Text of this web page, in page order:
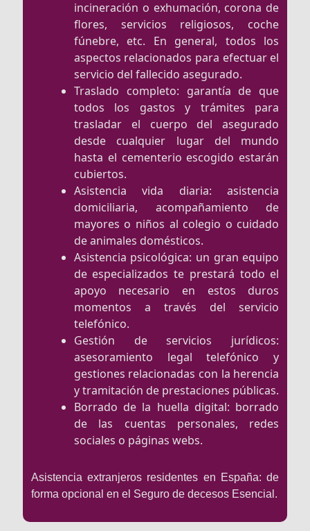
incineración o exhumación, corona de
flores, servicios religiosos, coche
fúnebre, etc. En general, todos los
aspectos relacionados para efectuar el
servicio del fallecido asegurado.
Traslado completo: garantía de que
todos los gastos y trámites para
trasladar el cuerpo del asegurado
desde cualquier lugar del mundo
hasta el cementerio escogido estarán
cubiertos.
Asistencia vida diaria: asistencia
domiciliaria, acompañamiento de
mayores o niños al colegio o cuidado
de animales domésticos.
Asistencia psicológica: un gran equipo
de especializados te prestará todo el
apoyo necesario en estos duros
momentos a través del servicio
telefónico.
Gestión de servicios jurídicos:
asesoramiento legal telefónico y
gestiones relacionadas con la herencia
y tramitación de prestaciones públicas.
Borrado de la huella digital: borrado
de las cuentas personales, redes
sociales o páginas webs.
Asistencia extranjeros residentes en España: de
forma opcional en el Seguro de decesos Esencial.